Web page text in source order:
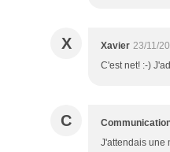
X Xavier 23/11/
C'est net! :-)
C
J'attendais une